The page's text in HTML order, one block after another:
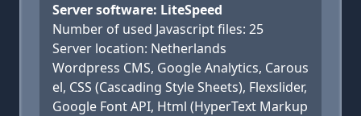
Server software: LiteSpeed
Number of used Javascript files: 25
Server location: Netherlands
Wordpress CMS, Google Analytics, Carous
el, CSS (Cascading Style Sheets), Flexslider,
Google Font API, Html (HyperText Markup